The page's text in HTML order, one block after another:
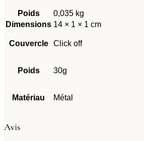
Poids
0,035 kg
Dimensions 14 × 1 × 1 cm
Couvercle Click off
Poids 30g
Matériau Métal
Avis